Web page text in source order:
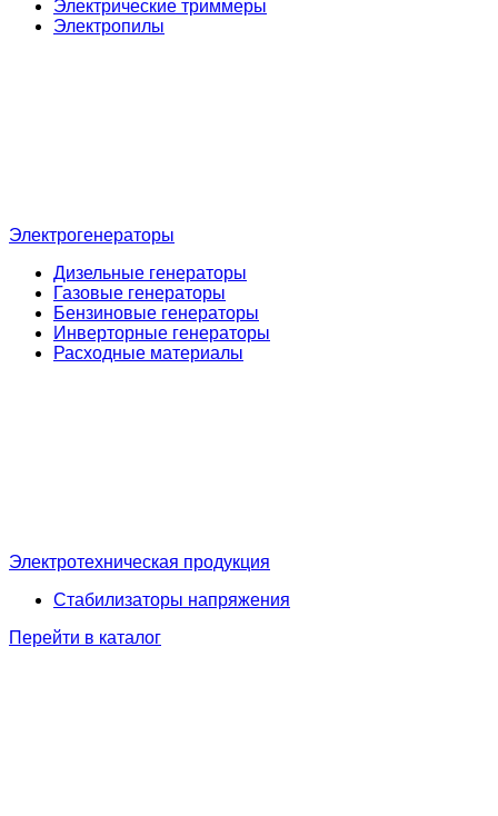
Электрические триммеры
Электропилы
Электрогенераторы
Дизельные генераторы
Газовые генераторы
Бензиновые генераторы
Инверторные генераторы
Расходные материалы
Электротехническая продукция
Стабилизаторы напряжения
Перейти в каталог